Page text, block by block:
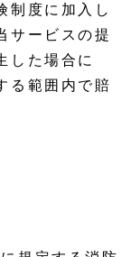
制度に加入し
サービスの提
した場合に
る範囲内で賠